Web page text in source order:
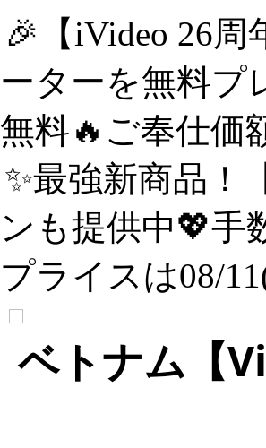
🎉【iVideo 26
ーターを無料プ
無料🔥ご奉仕価
✨️最強新商品！
ンも提供中💖手
プライスは08/
ベトナム【